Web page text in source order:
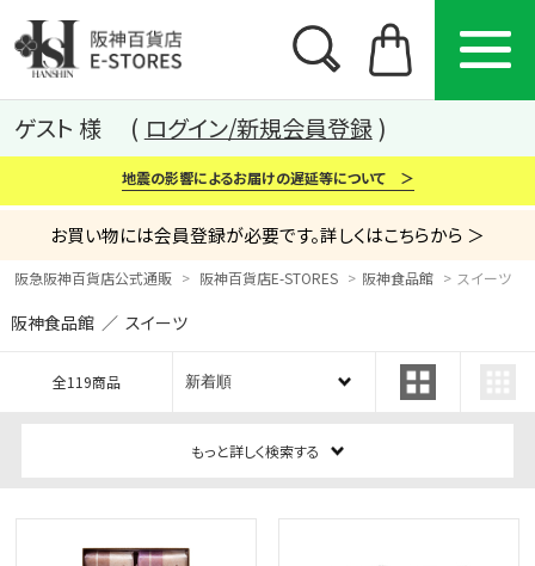
カテゴリー ブランド 特集
から探す
ゲスト 様 ログイン/新規会員登録
地震の影響によるお届けの遅延等について ＞
お買い物には会員登録が必要です。詳しくはこちらから ＞
阪急阪神百貨店公式通販 阪神百貨店E-STORES 阪神食品館 スイーツ
阪神食品館 ／ スイーツ
全119商品
もっと詳しく検索する